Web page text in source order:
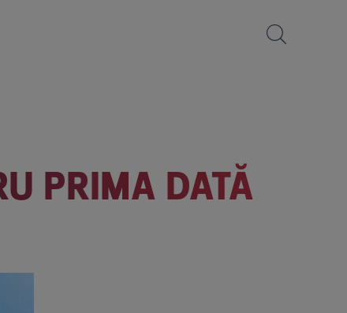
PRIMA DATĂ